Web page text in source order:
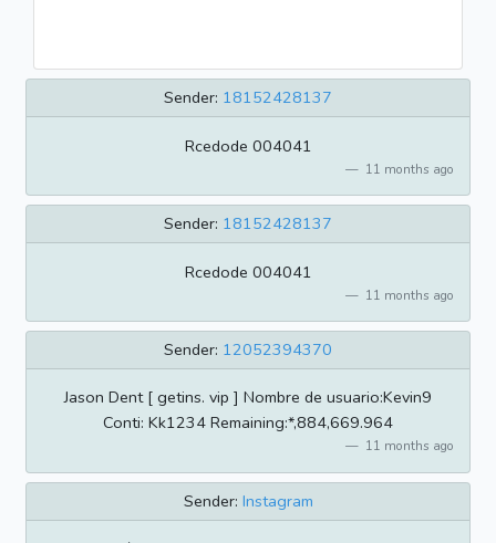
Sender: 18152428137
Rcedode 004041
11 months ago
Sender: 18152428137
Rcedode 004041
11 months ago
Sender: 12052394370
Jason Dent [ getins. vip ] Nombre de usuario:Kevin9
Conti: Kk1234 Remaining:*,884,669.964
11 months ago
Sender: Instagram